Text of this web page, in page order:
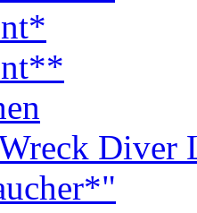
Diver